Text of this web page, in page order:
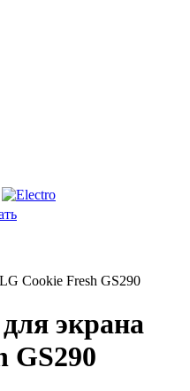
Cookie Fresh GS290
экрана
GS290